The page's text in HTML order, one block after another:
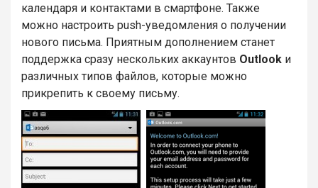
календаря и контактами в смартфоне. Также
можно настроить push-уведомления о получении
нового письма. Приятным дополнением станет
поддержка сразу нескольких аккаунтов Outlook и
различных типов файлов, которые можно
прикрепить к своему письму.